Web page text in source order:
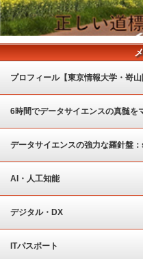
プロフィール【東京情報大学・嵜山
6時間でデータサイエンスの真髄を
ート
データサイエンスの強力な羅針盤
AI・人工知能
デジタル・DX
ITパスポート